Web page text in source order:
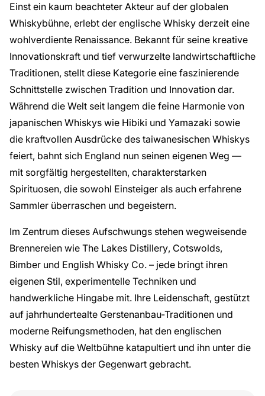
Einst ein kaum beachteter Akteur auf der globalen
Whiskybühne, erlebt der englische Whisky derzeit eine
wohlverdiente Renaissance. Bekannt für seine kreative
Innovationskraft und tief verwurzelte landwirtschaftliche
Traditionen, stellt diese Kategorie eine faszinierende
Schnittstelle zwischen Tradition und Innovation dar.
Während die Welt seit langem die feine Harmonie von
japanischen Whiskys wie Hibiki und Yamazaki sowie
die kraftvollen Ausdrücke des taiwanesischen Whiskys
feiert, bahnt sich England nun seinen eigenen Weg —
mit sorgfältig hergestellten, charakterstarken
Spirituosen, die sowohl Einsteiger als auch erfahrene
Sammler überraschen und begeistern.
Im Zentrum dieses Aufschwungs stehen wegweisende
Brennereien wie The Lakes Distillery, Cotswolds,
Bimber und English Whisky Co. – jede bringt ihren
eigenen Stil, experimentelle Techniken und
handwerkliche Hingabe mit. Ihre Leidenschaft, gestützt
auf jahrhundertealte Gerstenanbau-Traditionen und
moderne Reifungsmethoden, hat den englischen
Whisky auf die Weltbühne katapultiert und ihn unter die
besten Whiskys der Gegenwart gebracht.